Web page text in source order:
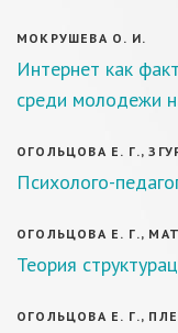
МОКРУШЕВА О. И.
Интернет как
среди молодежи
ОГОЛЬЦОВА Е. Г.,
Психолого-
ОГОЛЬЦОВА Е. Г.,
Теория
ОГОЛЬЦОВА Е. Г.,